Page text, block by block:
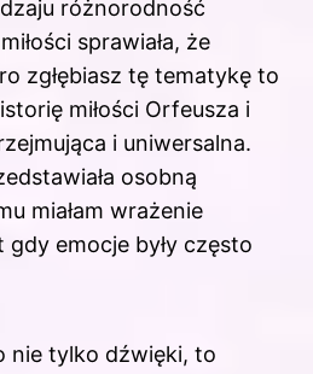
różnorodność
sprawiała, że
zgłębiasz tę tematykę to
miłości Orfeusza i
i uniwersalna.
osobną
miałam wrażenie
emocje były często
nie tylko dźwięki, to